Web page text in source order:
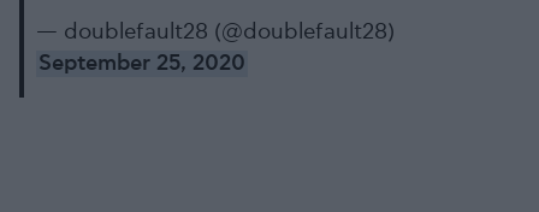
— doublefault28 (@doublefault28)
September 25, 2020